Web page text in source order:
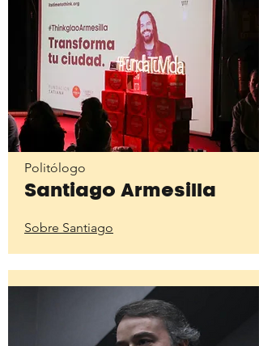
Politólogo
Santiago Armesilla
Sobre Santiago